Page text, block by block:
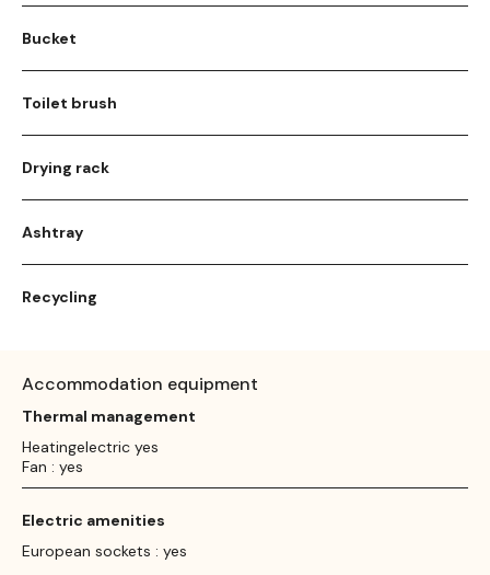
Bucket
Toilet brush
Drying rack
Ashtray
Recycling
Accommodation equipment
Thermal management
Heatingelectric yes
Fan : yes
Electric amenities
European sockets : yes